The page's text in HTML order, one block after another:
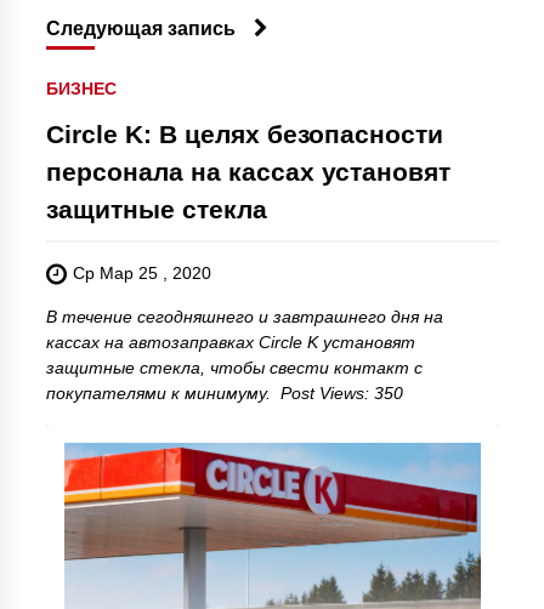
Следующая запись
БИЗНЕС
Circle K: В целях безопасности
персонала на кассах установят
защитные стекла
Ср Мар 25 , 2020
В течение сегодняшнего и завтрашнего дня на
кассах на автозаправках Circle K установят
защитные стекла, чтобы свести контакт с
покупателями к минимуму. Post Views: 350